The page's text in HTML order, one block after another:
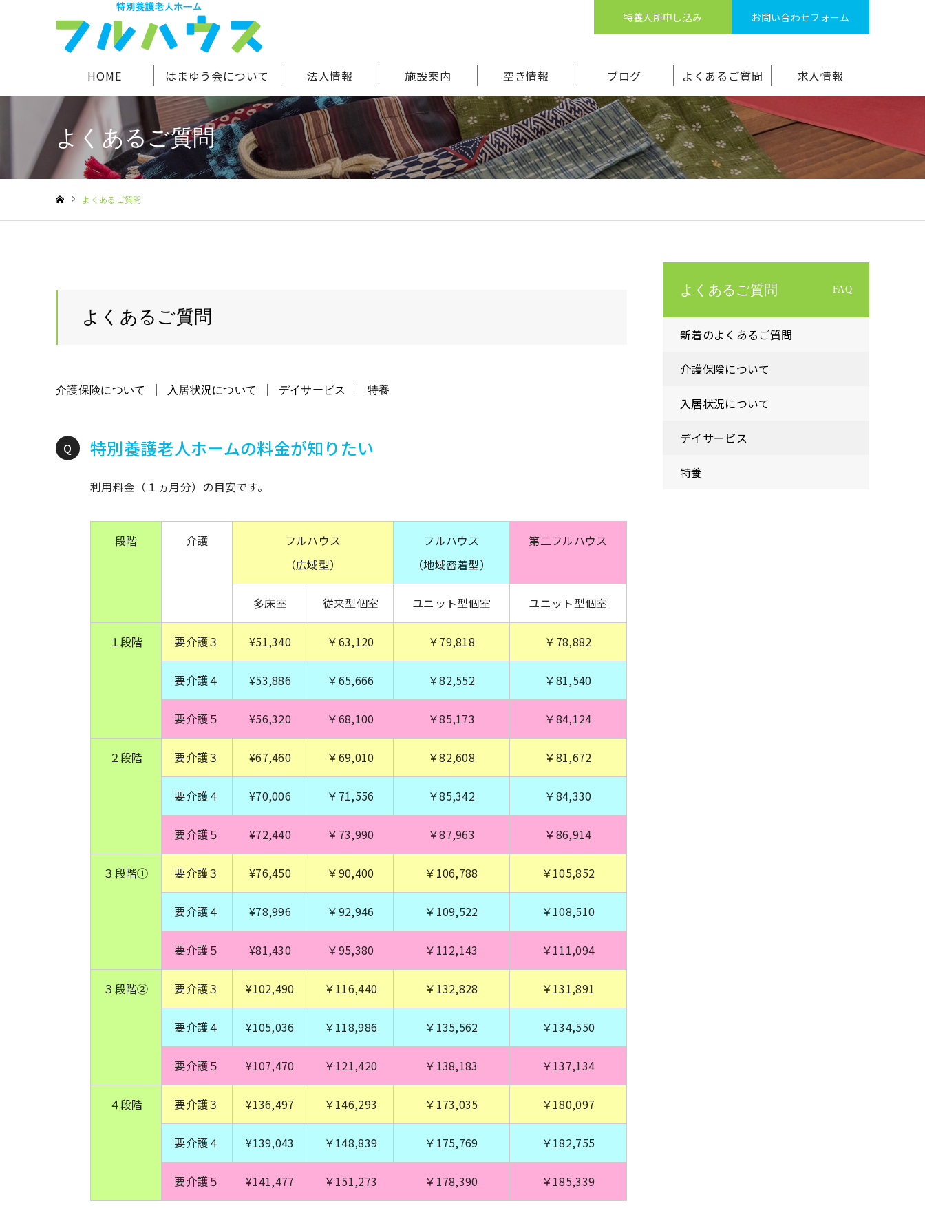
特養入所申し込み お問い合わせフォーム
HOME はまゆう会について 法人情報 施設案内 空き情報 ブログ よくあるご質問 求人情報
よくあるご質問
よくあるご質問
よくあるご質問
介護保険について 入居状況について デイサービス 特養
特別養護老人ホームの料金が知りたい
利用料金（１ヵ月分）の目安です。
段階 介護
フルハウス
（広域型）
フルハウス
（地域密着型）
第二フルハウス
多床室 従来型個室 ユニット型個室 ユニット型個室
１段階 要介護３ ¥51,340 ￥63,120 ￥79,818 ￥78,882
要介護４ ¥53,886 ￥65,666 ￥82,552 ￥81,540
要介護５ ¥56,320 ￥68,100 ￥85,173 ￥84,124
２段階 要介護３ ¥67,460 ￥69,010 ￥82,608 ￥81,672
要介護４ ¥70,006 ￥71,556 ￥85,342 ￥84,330
要介護５ ¥72,440 ￥73,990 ￥87,963 ￥86,914
３段階① 要介護３ ¥76,450 ￥90,400 ￥106,788 ￥105,852
要介護４ ¥78,996 ￥92,946 ￥109,522 ￥108,510
要介護５ ¥81,430 ￥95,380 ￥112,143 ￥111,094
３段階② 要介護３ ¥102,490 ￥116,440 ￥132,828 ￥131,891
要介護４ ¥105,036 ￥118,986 ￥135,562 ￥134,550
要介護５ ¥107,470 ￥121,420 ￥138,183 ￥137,134
４段階 要介護３ ¥136,497 ￥146,293 ￥173,035 ￥180,097
要介護４ ¥139,043 ￥148,839 ￥175,769 ￥182,755
要介護５ ¥141,477 ￥151,273 ￥178,390 ￥185,339
よくあるご質問 FAQ
新着のよくあるご質問
介護保険について
入居状況について
デイサービス
特養